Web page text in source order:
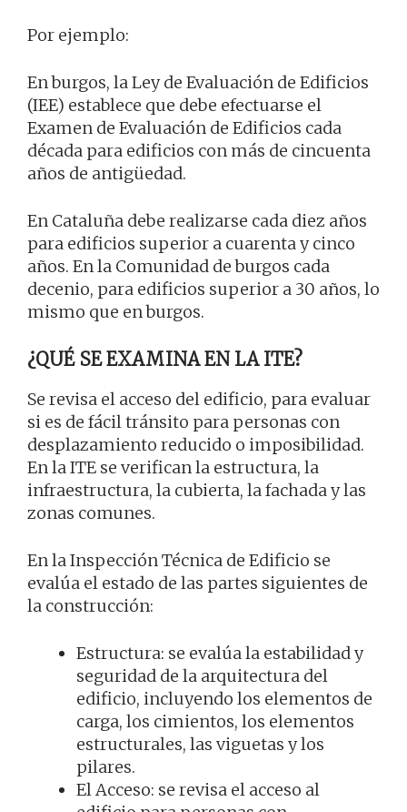
Por ejemplo:
En burgos, la Ley de Evaluación de Edificios
(IEE) establece que debe efectuarse el
Examen de Evaluación de Edificios cada
década para edificios con más de cincuenta
años de antigüedad.
En Cataluña debe realizarse cada diez años
para edificios superior a cuarenta y cinco
años. En la Comunidad de burgos cada
decenio, para edificios superior a 30 años, lo
mismo que en burgos.
¿QUÉ SE EXAMINA EN LA ITE?
Se revisa el acceso del edificio, para evaluar
si es de fácil tránsito para personas con
desplazamiento reducido o imposibilidad.
En la ITE se verifican la estructura, la
infraestructura, la cubierta, la fachada y las
zonas comunes.
En la Inspección Técnica de Edificio se
evalúa el estado de las partes siguientes de
la construcción:
Estructura: se evalúa la estabilidad y
seguridad de la arquitectura del
edificio, incluyendo los elementos de
carga, los cimientos, los elementos
estructurales, las viguetas y los
pilares.
El Acceso: se revisa el acceso al